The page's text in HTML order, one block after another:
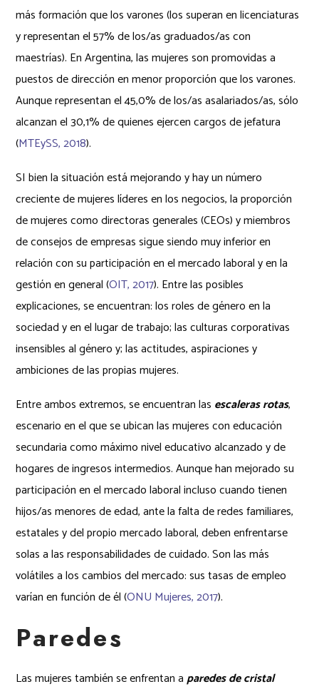
más formación que los varones (los superan en licenciaturas
y representan el 57% de los/as graduados/as con
maestrías). En Argentina, las mujeres son promovidas a
puestos de dirección en menor proporción que los varones.
Aunque representan el 45,0% de los/as asalariados/as, sólo
alcanzan el 30,1% de quienes ejercen cargos de jefatura
(MTEySS, 2018).
SI bien la situación está mejorando y hay un número
creciente de mujeres líderes en los negocios, la proporción
de mujeres como directoras generales (CEOs) y miembros
de consejos de empresas sigue siendo muy inferior en
relación con su participación en el mercado laboral y en la
gestión en general (OIT, 2017). Entre las posibles
explicaciones, se encuentran: los roles de género en la
sociedad y en el lugar de trabajo; las culturas corporativas
insensibles al género y; las actitudes, aspiraciones y
ambiciones de las propias mujeres.
Entre ambos extremos, se encuentran las escaleras rotas,
escenario en el que se ubican las mujeres con educación
secundaria como máximo nivel educativo alcanzado y de
hogares de ingresos intermedios. Aunque han mejorado su
participación en el mercado laboral incluso cuando tienen
hijos/as menores de edad, ante la falta de redes familiares,
estatales y del propio mercado laboral, deben enfrentarse
solas a las responsabilidades de cuidado. Son las más
volátiles a los cambios del mercado: sus tasas de empleo
varían en función de él (ONU Mujeres, 2017).
Paredes
Las mujeres también se enfrentan aparedes de cristal